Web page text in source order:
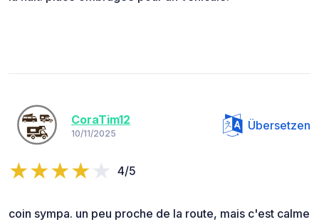
CoraTim12
10/11/2025
Übersetzen
4/5
coin sympa. un peu proche de la route, mais c'est calme